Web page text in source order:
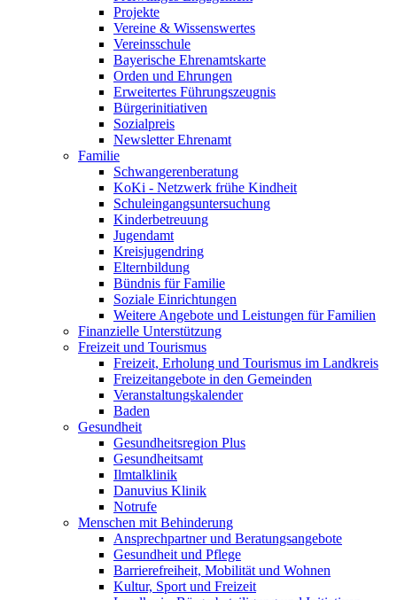
Projekte
Vereine & Wissenswertes
Vereinsschule
Bayerische Ehrenamtskarte
Orden und Ehrungen
Erweitertes Führungszeugnis
Bürgerinitiativen
Sozialpreis
Newsletter Ehrenamt
Familie
Schwangerenberatung
KoKi - Netzwerk frühe Kindheit
Schuleingangsuntersuchung
Kinderbetreuung
Jugendamt
Kreisjugendring
Elternbildung
Bündnis für Familie
Soziale Einrichtungen
Weitere Angebote und Leistungen für Familien
Finanzielle Unterstützung
Freizeit und Tourismus
Freizeit, Erholung und Tourismus im Landkreis
Freizeitangebote in den Gemeinden
Veranstaltungskalender
Baden
Gesundheit
Gesundheitsregion Plus
Gesundheitsamt
Ilmtalklinik
Danuvius Klinik
Notrufe
Menschen mit Behinderung
Ansprechpartner und Beratungsangebote
Gesundheit und Pflege
Barrierefreiheit, Mobilität und Wohnen
Kultur, Sport und Freizeit